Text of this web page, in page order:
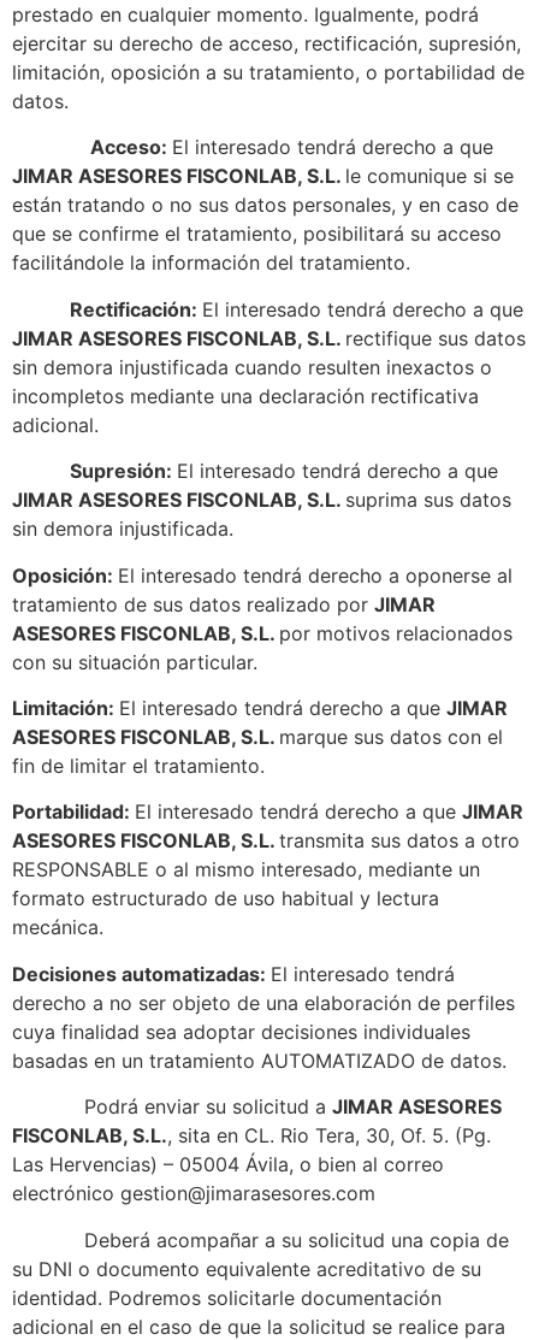
prestado en cualquier momento. Igualmente, podrá
ejercitar su derecho de acceso, rectificación, supresión,
limitación, oposición a su tratamiento, o portabilidad de
datos.
Acceso: El interesado tendrá derecho a que
JIMAR ASESORES FISCONLAB, S.L. le comunique si se
están tratando o no sus datos personales, y en caso de
que se confirme el tratamiento, posibilitará su acceso
facilitándole la información del tratamiento.
Rectificación: El interesado tendrá derecho a que
JIMAR ASESORES FISCONLAB, S.L. rectifique sus datos
sin demora injustificada cuando resulten inexactos o
incompletos mediante una declaración rectificativa
adicional.
Supresión: El interesado tendrá derecho a que
JIMAR ASESORES FISCONLAB, S.L. suprima sus datos
sin demora injustificada.
Oposición: El interesado tendrá derecho a oponerse al
tratamiento de sus datos realizado por JIMAR
ASESORES FISCONLAB, S.L. por motivos relacionados
con su situación particular.
Limitación: El interesado tendrá derecho a que JIMAR
ASESORES FISCONLAB, S.L. marque sus datos con el
fin de limitar el tratamiento.
Portabilidad: El interesado tendrá derecho a que JIMAR
ASESORES FISCONLAB, S.L. transmita sus datos a otro
RESPONSABLE o al mismo interesado, mediante un
formato estructurado de uso habitual y lectura
mecánica.
Decisiones automatizadas: El interesado tendrá
derecho a no ser objeto de una elaboración de perfiles
cuya finalidad sea adoptar decisiones individuales
basadas en un tratamiento AUTOMATIZADO de datos.
Podrá enviar su solicitud a JIMAR ASESORES
FISCONLAB, S.L., sita en CL. Rio Tera, 30, Of. 5. (Pg.
Las Hervencias) – 05004 Ávila, o bien al correo
electrónico gestion@jimarasesores.com
Deberá acompañar a su solicitud una copia de
su DNI o documento equivalente acreditativo de su
identidad. Podremos solicitarle documentación
adicional en el caso de que la solicitud se realice para